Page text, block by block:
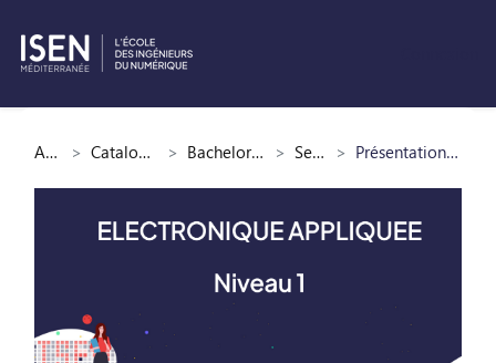
Accueil
Catalogue des cours Bachelor Cybersécurité Semestre 1 Présentation Electronique niv1